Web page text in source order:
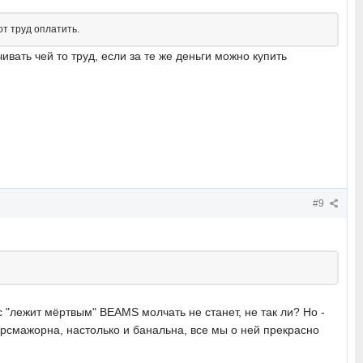
труд оплатить.
чей то труд, если за те же деньги можно купить
#9
мёртвым" BEAMS молчать не станет, не так ли? Но -
настолько и банальна, все мы о ней прекрасно